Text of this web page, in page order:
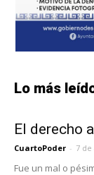
Lo más
El derecho
CuartoPoder - 7 de
Fue un mal o